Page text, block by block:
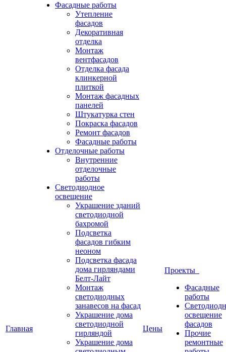
Главная
Фасадные работы
Утепление
фасадов
Декоративная
отделка
Монтаж
вентфасадов
Отделка фасада
клинкерной
плиткой
Монтаж фасадных
панелей
Штукатурка стен
Покраска фасадов
Ремонт фасадов
Фасадные работы
Отделочные работы
Внутренние
отделочные
работы
Светодиодное
освещение
Украшение зданий
светодиодной
бахромой
Подсветка
фасадов гибким
неоном
Подсветка фасада
дома гирляндами
Белт-Лайт
Монтаж
светодиодных
занавесов на фасад
Украшение дома
светодиодной
гирляндой
Украшение дома
Цены
Проекты
Фасадные
работы
освещение
фасадов
Прочие
ремонтные